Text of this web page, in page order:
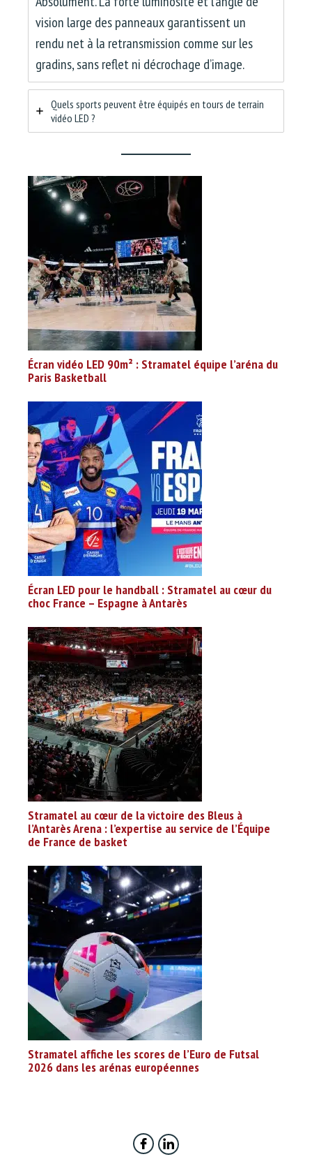
vision large des panneaux garantissent un
rendu net à la retransmission comme sur les
gradins, sans reflet ni décrochage d’image.
Quels sports peuvent être équipés en tours de terrain
vidéo LED ?
Écran vidéo LED 90m² : Stramatel équipe l’aréna du
Paris Basketball
Écran LED pour le handball : Stramatel au cœur du
choc France – Espagne à Antarès
Stramatel au cœur de la victoire des Bleus à
l’Antarès Arena : l’expertise au service de l’Équipe
de France de basket
Stramatel affiche les scores de l’Euro de Futsal
2026 dans les arénas européennes